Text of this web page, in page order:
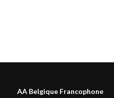
AA Belgique Francophone